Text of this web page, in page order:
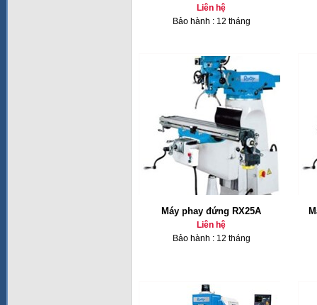
Liên hệ
Bảo hành : 12 tháng
Máy phay đứng RX25A
Liên hệ
Bảo hành : 12 tháng